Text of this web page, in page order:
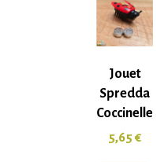
Jouet
Spredda
Coccinelle
5,65 €